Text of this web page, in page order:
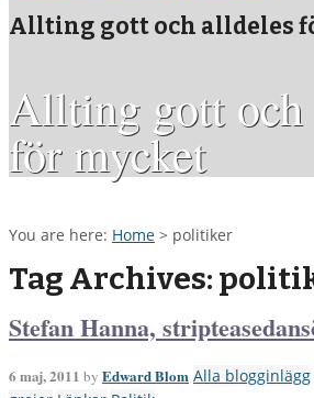
Allting gott och alldeles
Allting gott och
för mycket
You are here: Home > politiker
Tag Archives:
Stefan Hanna,
6 maj, 2011 by Edward Blom Alla blogginlägg